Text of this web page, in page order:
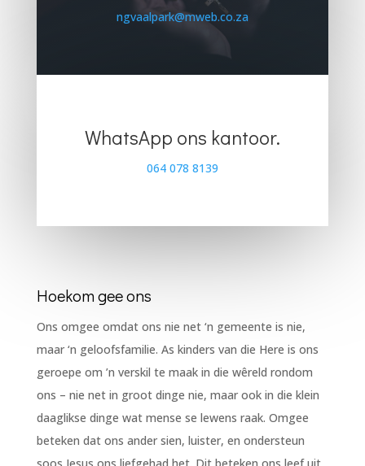
ngvaalpark@mweb.co.za
WhatsApp ons kantoor.
064 078 8139
Hoekom gee ons
Ons omgee omdat ons nie net ‘n gemeente is nie,
maar ‘n geloofsfamilie. As kinders van die Here is ons
geroepe om ’n verskil te maak in die wêreld rondom
ons – nie net in groot dinge nie, maar ook in die klein
daaglikse dinge wat mense se lewens raak. Omgee
beteken dat ons ander sien, luister, en ondersteun